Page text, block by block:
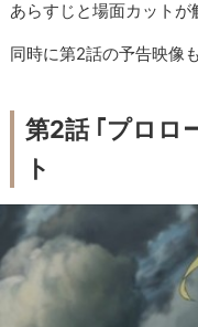
あらすじと場面カットが
同時に第2話の予告映像
第2話 ｢プロロ
ト